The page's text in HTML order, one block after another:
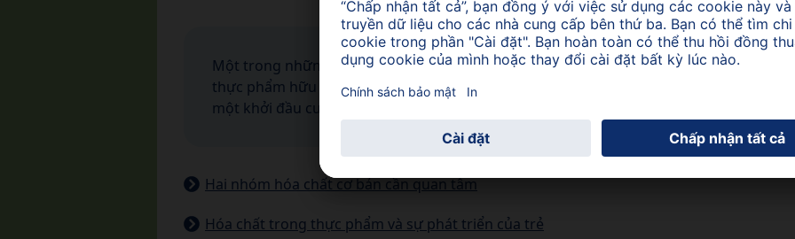
Một trong những cách hiệu quả nhất để giảm tiếp xúc với các chất độc hại là ăn
thực phẩm hữu cơ. Đây có thể là điều hữu ích nhất mà cha mẹ có thể làm cho trẻ vì
một khởi đầu cuộc sống tốt đẹp.
Hai nhóm hóa chất cơ bản cần quan tâm
Hóa chất trong thực phẩm và sự phát triển của trẻ